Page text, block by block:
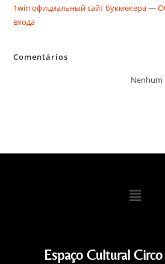
1win официальный сайт букмекера —
входа
Comentários
Nenhum
Espaço Cultural